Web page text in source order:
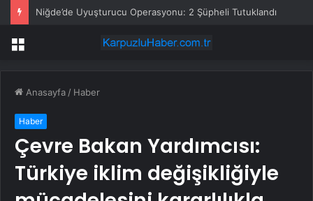
Niğde’de Uyuşturucu Operasyonu: 2 Şüpheli Tutuklandı
Menü
Anasayfa / Haber
Haber
Çevre Bakan Yardımcısı:
Türkiye iklim değişikliğiyle